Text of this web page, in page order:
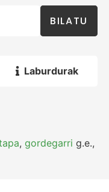
BILATU
Laburdurak
,gordegarri g.e.,